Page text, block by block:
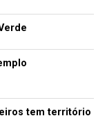
tem território